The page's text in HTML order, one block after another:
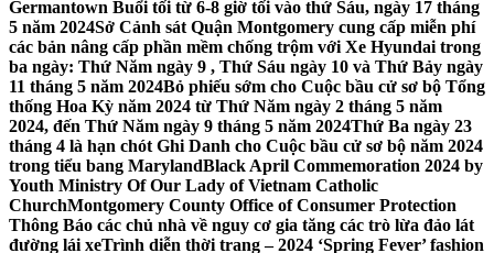
Germantown Buổi tối từ 6-8 giờ tối vào thứ Sáu, ngày 17 tháng
5 năm 2024Sở Cảnh sát Quận Montgomery cung cấp miễn phí
các bản nâng cấp phần mềm chống trộm với Xe Hyundai trong
ba ngày: Thứ Năm ngày 9 , Thứ Sáu ngày 10 và Thứ Bảy ngày
11 tháng 5 năm 2024Bỏ phiếu sớm cho Cuộc bầu cử sơ bộ Tổng
thống Hoa Kỳ năm 2024 từ Thứ Năm ngày 2 tháng 5 năm
2024, đến Thứ Năm ngày 9 tháng 5 năm 2024Thứ Ba ngày 23
tháng 4 là hạn chót Ghi Danh cho Cuộc bầu cử sơ bộ năm 2024
trong tiểu bang MarylandBlack April Commemoration 2024 by
Youth Ministry Of Our Lady of Vietnam Catholic
ChurchMontgomery County Office of Consumer Protection
Thông Báo các chủ nhà về nguy cơ gia tăng các trò lừa đảo lát
đường lái xeTrình diễn thời trang – 2024 ‘Spring Fever’ fashion